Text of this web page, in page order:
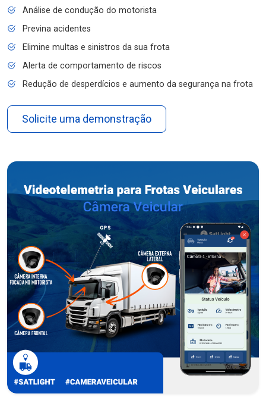
Análise de condução do motorista
Previna acidentes
Elimine multas e sinistros da sua frota
Alerta de comportamento de riscos
Redução de desperdícios e aumento da segurança na frota
Solicite uma demonstração